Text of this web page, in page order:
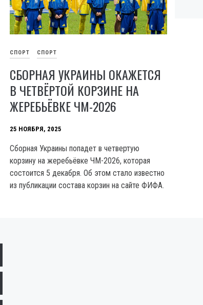
СПОРТ СПОРТ
СБОРНАЯ УКРАИНЫ ОКАЖЕТСЯ
В ЧЕТВЁРТОЙ КОРЗИНЕ НА
ЖЕРЕБЬЁВКЕ ЧМ-2026
25 НОЯБРЯ, 2025
Сборная Украины попадет в четвертую
корзину на жеребьёвке ЧМ-2026, которая
состоится 5 декабря. Об этом стало известно
из публикации состава корзин на сайте ФИФА.